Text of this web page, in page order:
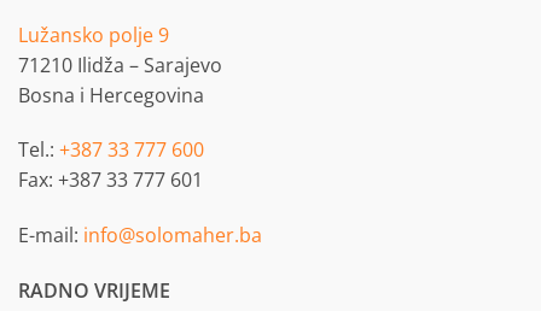
Lužansko polje 9
71210 Ilidža – Sarajevo
Bosna i Hercegovina
Tel.: +387 33 777 600
Fax: +387 33 777 601
E-mail: info@solomaher.ba
RADNO VRIJEME